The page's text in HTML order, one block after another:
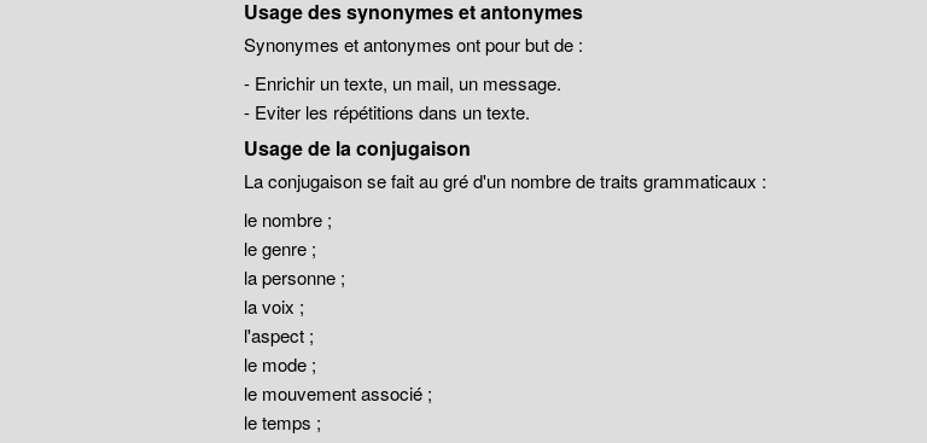
Usage des synonymes et antonymes
Synonymes et antonymes ont pour but de :
- Enrichir un texte, un mail, un message.
- Eviter les répétitions dans un texte.
Usage de la conjugaison
La conjugaison se fait au gré d'un nombre de traits grammaticaux :
le nombre ;
le genre ;
la personne ;
la voix ;
l'aspect ;
le mode ;
le mouvement associé ;
le temps ;